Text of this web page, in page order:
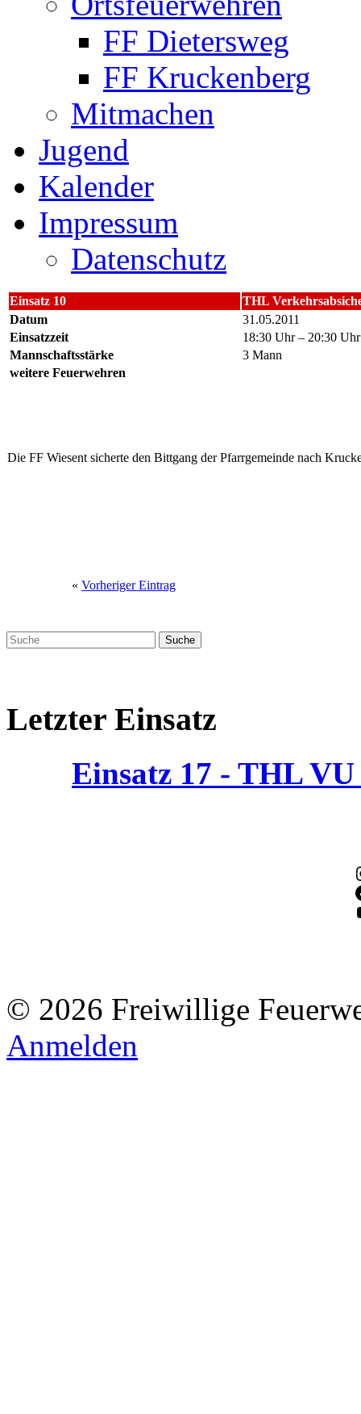
FF Dietersweg
FF Kruckenberg
Mitmachen
Jugend
Kalender
Impressum
Datenschutz
Einsatz 10
THL
Datum
31.05.2011
Einsatzzeit
18:30 Uhr – 20:30 Uhr
Mannschaftsstärke
3 Mann
weitere Feuerwehren
Die FF Wiesent sicherte den Bittgang der Pfarrgemeinde nach
« Vorheriger Eintrag
Letzter Einsatz
Einsatz 17 - THL
© 2026 Freiwillige
Anmelden